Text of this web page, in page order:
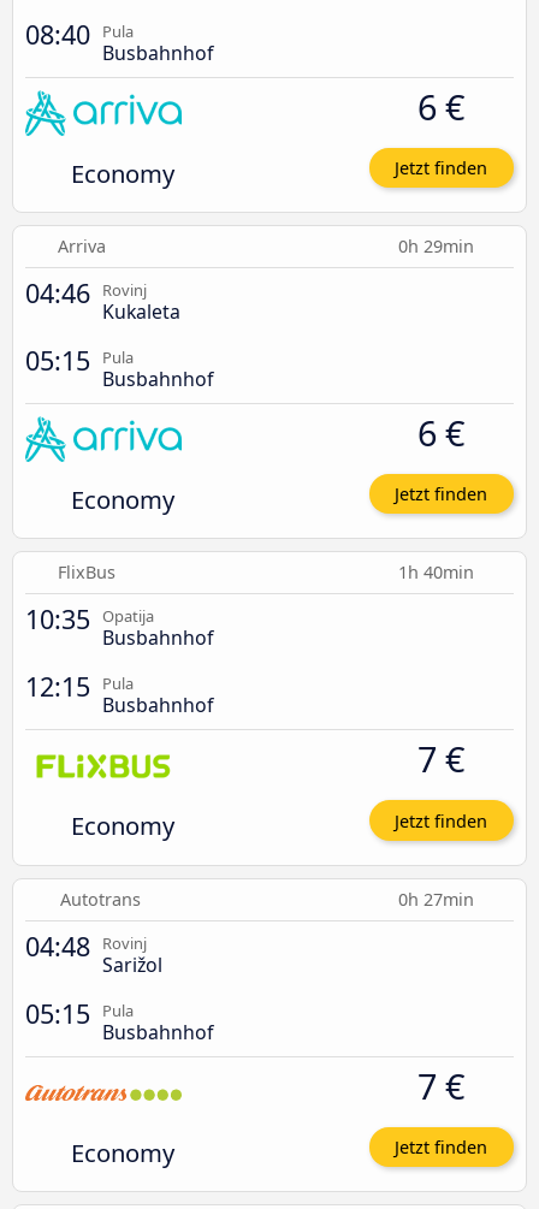
08:40 Pula
Busbahnhof
Economy
6 €
Jetzt finden
Arriva 0h 29min
04:46 Rovinj
Kukaleta
05:15 Pula
Busbahnhof
Economy
6 €
Jetzt finden
FlixBus 1h 40min
10:35 Opatija
Busbahnhof
12:15 Pula
Busbahnhof
Economy
7 €
Jetzt finden
Autotrans 0h 27min
04:48 Rovinj
Sarižol
05:15 Pula
Busbahnhof
Economy
7 €
Jetzt finden